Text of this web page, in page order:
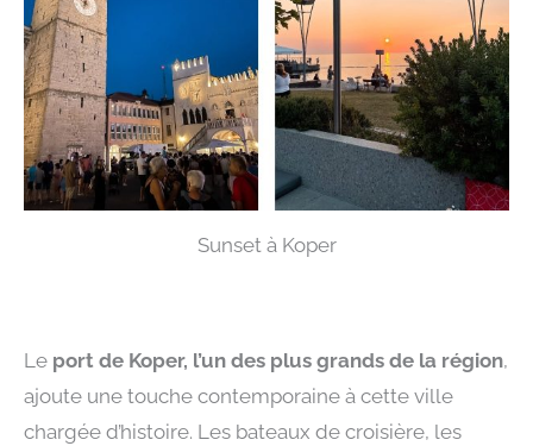
Sunset à Koper
Le port de Koper, l’un des plus grands de la région,
ajoute une touche contemporaine à cette ville
chargée d’histoire. Les bateaux de croisière, les